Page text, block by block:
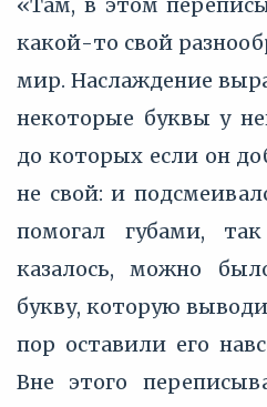
какой-то свой
мир. Наслаждение
некоторые буквы у
до которых если он
не свой: и
помогал губами,
казалось, можно
букву, которую
пор оставили его
Вне этого